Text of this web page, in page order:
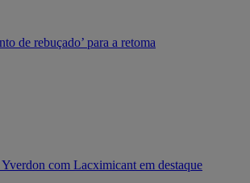
de rebuçado’ para a retoma
com Lacximicant em destaque